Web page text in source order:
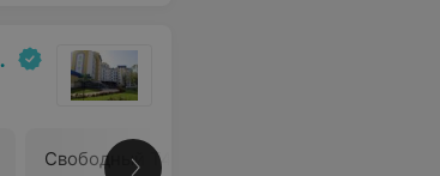
Свободный Т4 методом ИФА